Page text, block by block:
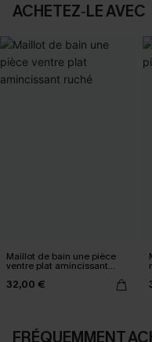
ACHETEZ‑LE AVEC
Maillot de bain une pièce
ventre plat amincissant
32,00 €
FRÉQUEMMENT